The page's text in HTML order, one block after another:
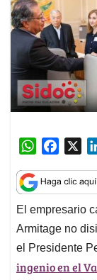
W
a
t
s
A
p
p
c
e
b
o
o
k
El empresario
Armitage no
el Presidente
ingenio en el